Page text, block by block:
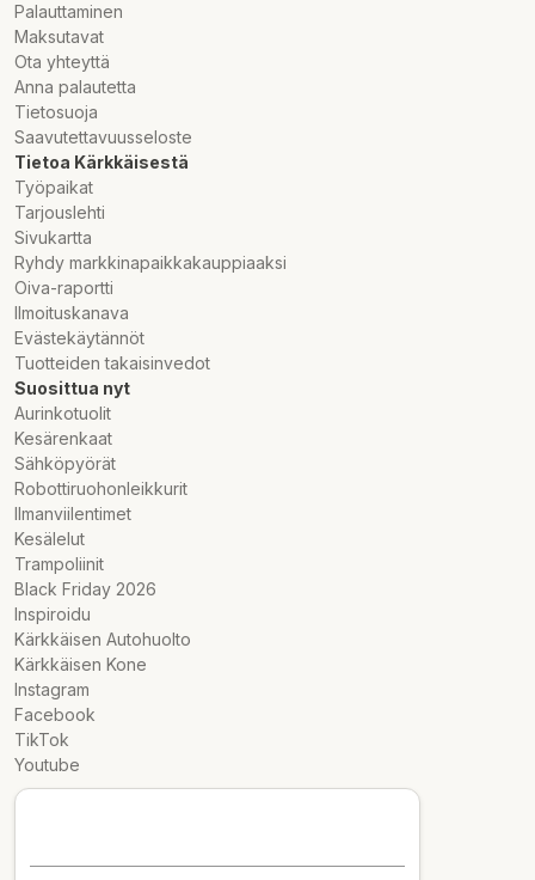
Palauttaminen
Maksutavat
Ota yhteyttä
Anna palautetta
Tietosuoja
Saavutettavuusseloste
Tietoa Kärkkäisestä
Työpaikat
Tarjouslehti
Sivukartta
Ryhdy markkinapaikkakauppiaaksi
Oiva-raportti
Ilmoituskanava
Evästekäytännöt
Tuotteiden takaisinvedot
Suosittua nyt
Aurinkotuolit
Kesärenkaat
Sähköpyörät
Robottiruohonleikkurit
Ilmanviilentimet
Kesälelut
Trampoliinit
Black Friday 2026
Inspiroidu
Kärkkäisen Autohuolto
Kärkkäisen Kone
Instagram
Facebook
TikTok
Youtube